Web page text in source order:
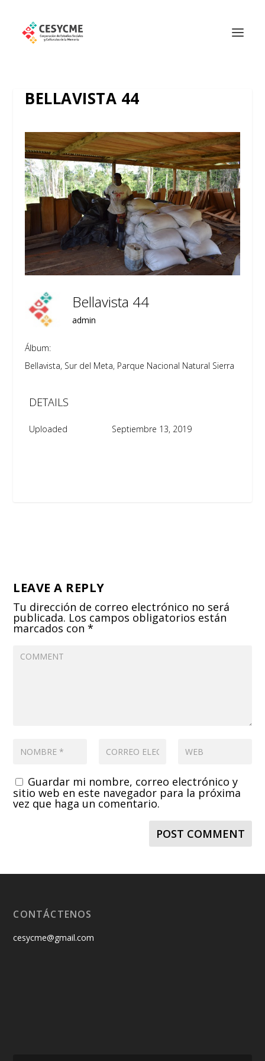
BELLAVISTA 44
Bellavista 44
admin
Álbum:
Bellavista, Sur del Meta, Parque Nacional Natural Sierra de La
DETAILS
Uploaded Septiembre 13, 2019
LEAVE A REPLY
Tu dirección de correo electrónico no será
publicada. Los campos obligatorios están
marcados con*
Guardar mi nombre, correo electrónico y
sitio web en este navegador para la próxima
vez que haga un comentario.
CONTÁCTENOS
cesycme@gmail.com